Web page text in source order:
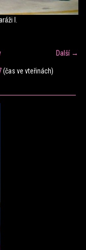
I.
Další →
(čas ve vteřinách)